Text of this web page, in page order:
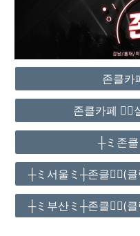
존클카
존클카페 ❤️‍🔥
┼ミ존클
┼ミ서울ミ┼존클❤️‍🔥(
┼ミ부산ミ┼존클❤️‍🔥(